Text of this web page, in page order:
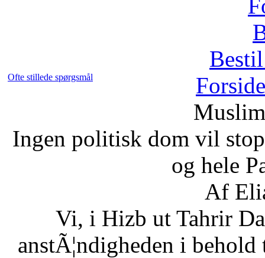
Ofte stillede spørgsmål
Forside
Ingen politisk dom vil
og hele
Af
Vi, i Hizb ut Tahrir
anstÃ¦ndigheden i